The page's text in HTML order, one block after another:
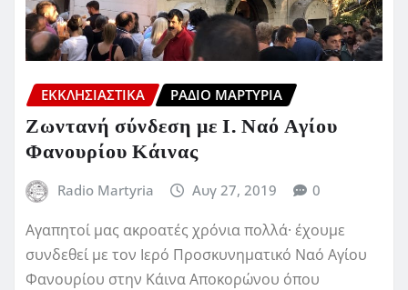
ΕΚΚΛΗΣΙΑΣΤΙΚΆ ΡΆΔΙΟ ΜΑΡΤΥΡΊΑ
Ζωντανή σύνδεση με Ι. Ναό Αγίου
Φανουρίου Κάινας
Radio Martyria Αυγ 27, 2019 0
Αγαπητοί μας ακροατές χρόνια πολλά· έχουμε
συνδεθεί με τον Ιερό Προσκυνηματικό Ναό Αγίου
Φανουρίου στην Κάινα Αποκορώνου όπου